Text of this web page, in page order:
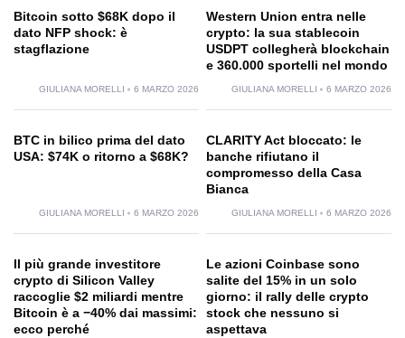
Bitcoin sotto $68K dopo il
dato NFP shock: è
stagflazione
GIULIANA MORELLI 6 MARZO 2026
Western Union entra nelle
crypto: la sua stablecoin
USDPT collegherà blockchain
e 360.000 sportelli nel mondo
GIULIANA MORELLI 6 MARZO 2026
BTC in bilico prima del dato
USA: $74K o ritorno a $68K?
GIULIANA MORELLI 6 MARZO 2026
CLARITY Act bloccato: le
banche rifiutano il
compromesso della Casa
Bianca
GIULIANA MORELLI 6 MARZO 2026
Il più grande investitore
crypto di Silicon Valley
raccoglie $2 miliardi mentre
Bitcoin è a −40% dai massimi:
ecco perché
Le azioni Coinbase sono
salite del 15% in un solo
giorno: il rally delle crypto
stock che nessuno si
aspettava